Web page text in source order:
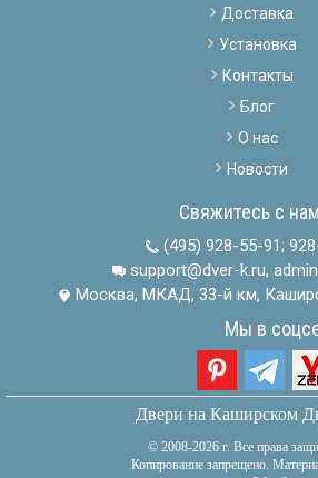
Доставка
Установка
Контакты
Блог
О нас
Новости
Свяжитесь с
(495) 928-55-91;
support@dver-k.ru,
Москва, МКАД, 33-й км,
Мы в
Двери на Каширском
© 2008-2026 г. Все права
Копирование запрещено.